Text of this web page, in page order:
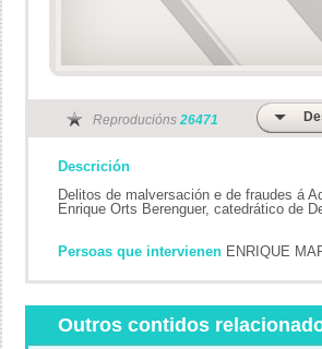
Reproducións 26471
Descrición
Delitos de malversación e de fraudes á
Enrique Orts Berenguer, catedrático de
Persoas que intervienen ENRIQUE
Outros contidos